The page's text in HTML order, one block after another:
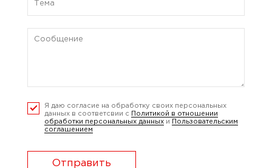
Я даю согласие на обработку своих персональных
данных в соответсвии с
Политикой в отношении
обработки персональных данных и
Пользовательским
соглашением
Отправить